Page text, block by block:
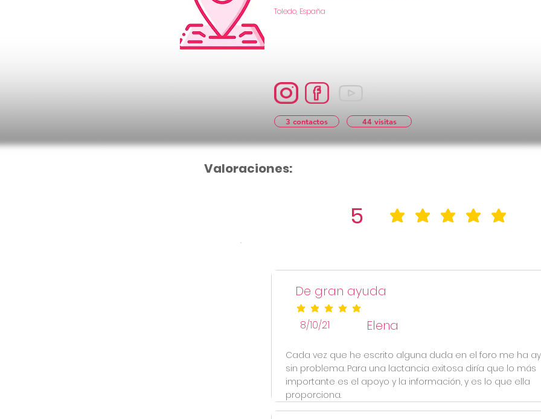
Toledo, España
3 contactos 44 visitas
Valoraciones:
5 la calificación
De gran ayuda
la calificación promedio es 5 de 5
8/10/21 Elena
Cada vez que he escrito alguna duda en el foro me ha
sin problema. Para una lactancia exitosa diría que lo más
importante es el apoyo y la información, y es lo que ella
proporciona.